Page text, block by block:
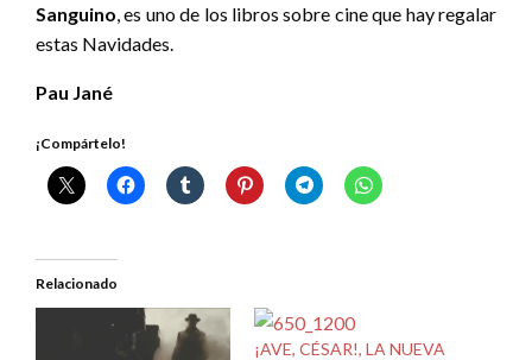
Sanguino es uno de los libros sobre cine que hay regalar
estas Navidades.
Pau Jané
¡Compártelo!
Relacionado
¡AVE, CÉSAR!, LA NUEVA